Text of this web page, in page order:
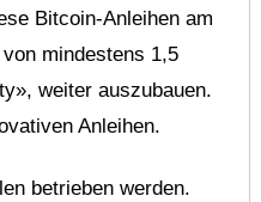
Bitcoin-Anleihen am
mindestens 1,5
weiter auszubauen.
Anleihen.
betrieben werden.